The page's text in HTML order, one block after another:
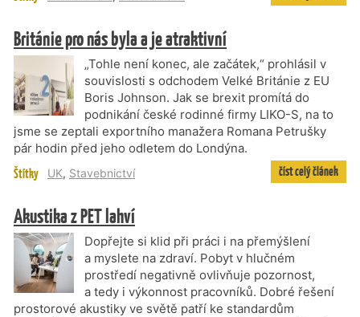
Británie pro nás byla a je atraktivní
„Tohle není konec, ale začátek,“ prohlásil v
souvislosti s odchodem Velké Británie z EU
Boris Johnson. Jak se brexit promítá do
podnikání české rodinné firmy LIKO-S, na to
jsme se zeptali exportního manažera Romana Petrušky
pár hodin před jeho odletem do Londýna.
Štítky UK, Stavebnictví číst celý článek
Akustika z PET lahví
Dopřejte si klid při práci i na přemýšlení
a myslete na zdraví. Pobyt v hlučném
prostředí negativně ovlivňuje pozornost,
a tedy i výkonnost pracovníků. Dobré řešení
prostorové akustiky ve světě patří ke standardům